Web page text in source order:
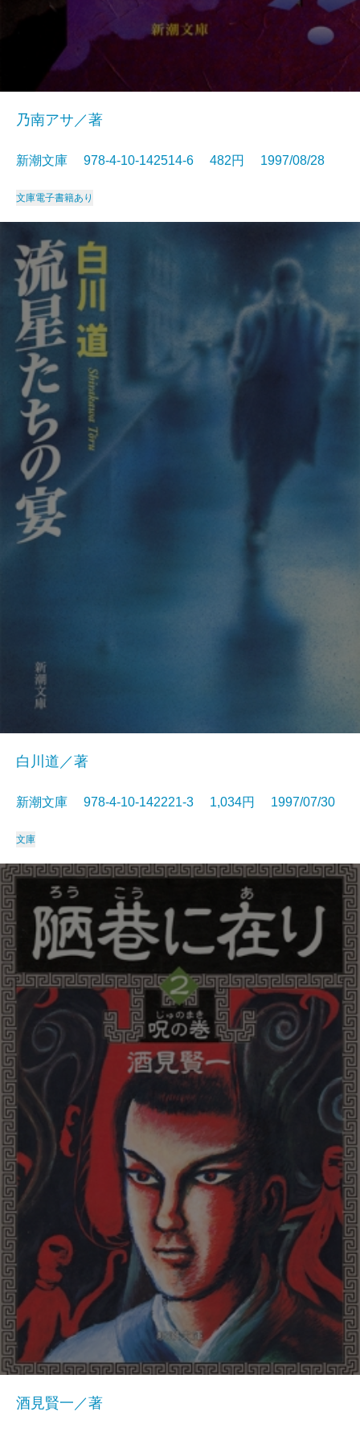
乃南アサ／著
新潮文庫 978-4-10-142514-6 482円 1997/08/28
文庫電子書籍あり
白川道／著
新潮文庫 978-4-10-142221-3 1,034円 1997/07/30
文庫
酒見賢一／著